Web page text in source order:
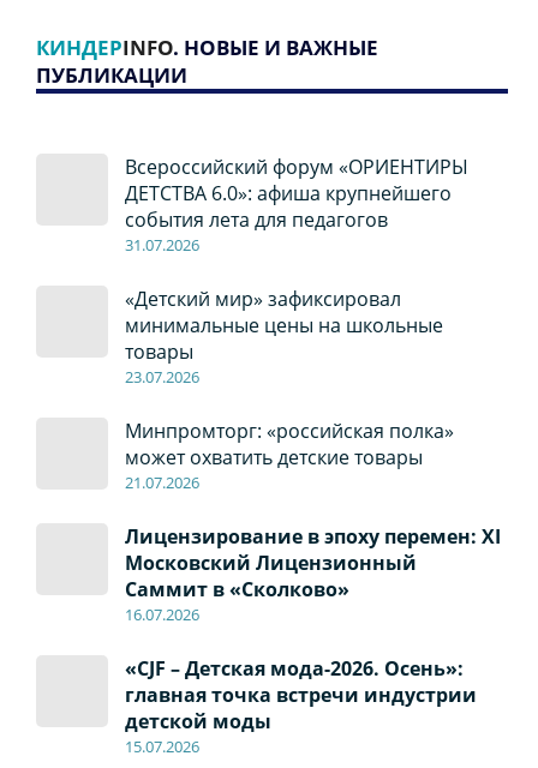
КИНДЕРINFO. НОВЫЕ И ВАЖНЫЕ
ПУБЛИКАЦИИ
Всероссийский форум «ОРИЕНТИРЫ
ДЕТСТВА 6.0»: афиша крупнейшего
события лета для педагогов
31.07.2026
«Детский мир» зафиксировал
минимальные цены на школьные
товары
23.07.2026
Минпромторг: «российская полка»
может охватить детские товары
21.07.2026
Лицензирование в эпоху перемен: XI
Московский Лицензионный
Саммит в «Сколково»
16.07.2026
«CJF – Детская мода-2026. Осень»:
главная точка встречи индустрии
детской моды
15.07.2026